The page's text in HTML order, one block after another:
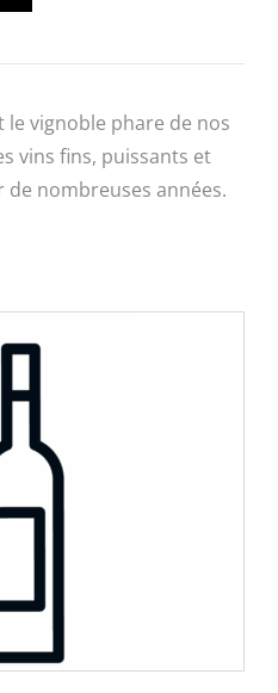
le vignoble phare de nos
vins fins, puissants et
nombreuses années.